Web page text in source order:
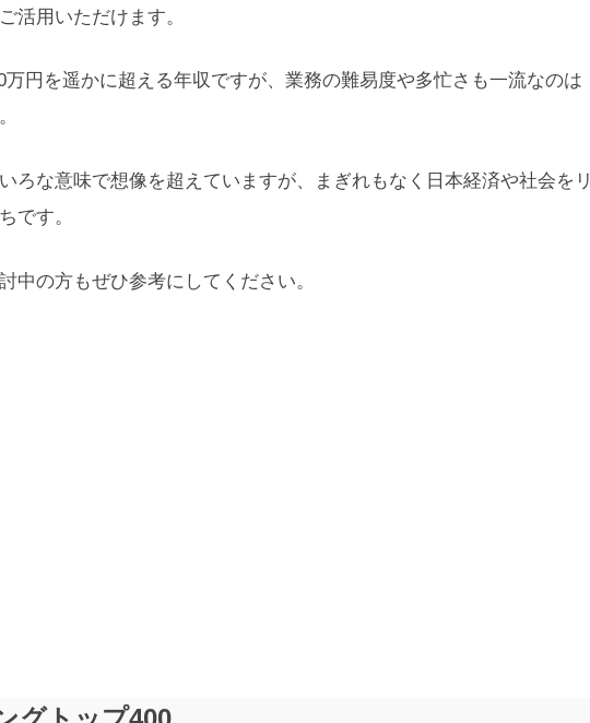
活用いただけます。
万円を遥かに超える年収ですが、業務の難易度や多忙さも一流なのは
ろな意味で想像を超えていますが、まぎれもなく日本経済や社会をリ
です。
中の方もぜひ参考にしてください。